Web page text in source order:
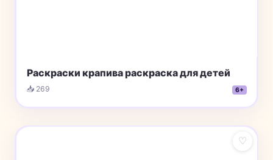
Раскраски крапива раскраска для детей
📥 269 6+
♡